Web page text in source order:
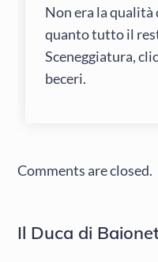
Non era la
quanto tutto il
Sceneggiatura,
beceri.
Comments are closed.
Il Duca di